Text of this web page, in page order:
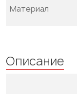
Материал
Описание